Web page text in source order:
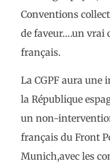
Conventions
de faveur….un vrai
français.
La CGPF aura
la République
un non-
français du Front
Munich,avec les